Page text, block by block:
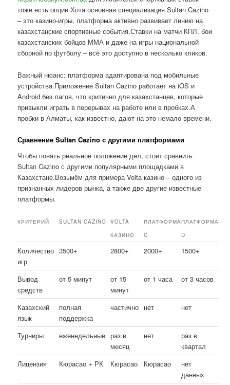
тоже есть опции.Хотя основная специализация Sultan Cazino
– это казино-игры, платформа активно развивает линию на
казахстанские спортивные события.Ставки на матчи КПЛ, бои
казахстанских бойцов ММА и даже на игры национальной
сборной по футболу – всё это доступно в несколько кликов.
Важный нюанс: платформа адаптирована под мобильные
устройства.Приложение Sultan Cazino работает на iOS и
Android без лагов, что критично для казахстанцев, которые
привыкли играть в перерывах на работе или в пробках.А
пробки в Алматы, как известно, дают на это немало времени.
Сравнение Sultan Cazino с другими платформами
Чтобы понять реальное положение дел, стоит сравнить
Sultan Cazino с другими популярными площадками в
Казахстане.Возьмём для примера Volta казино – одного из
признанных лидеров рынка, а также две другие известные
платформы.
КРИТЕРИЙ SULTAN CAZINO
VOLTA
КАЗИНО
ПЛАТФОРМА
C
ПЛАТФОРМА
D
Количество
игр
3500+ 2800+ 2000+ 1500+
Вывод
средств
от 5 минут
от 15
минут
от 1 часа от 3 часов
Казахский
язык
полная
поддержка
частично нет нет
Турниры еженедельные раз в
месяц
нет
раз в
квартал
Лицензия
Кюрасао + РК Кюрасао Кюрасао
нет
данных